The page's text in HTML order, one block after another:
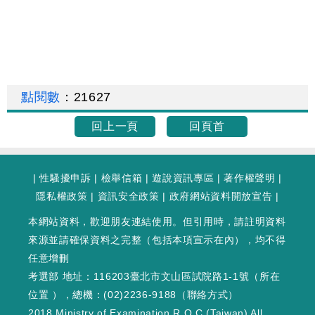
點閱數 ： 21627
回上一頁 回頁首
|性騷擾申訴 | 檢舉信箱 |遊說資訊專區 |著作權聲明 |
隱私權政策 | 資訊安全政策 | 政府網站資料開放宣告 |
本網站資料，歡迎朋友連結使用。但引用時，請註明資料
來源並請確保資料之完整（包括本項宣示在內），均不得
任意增刪
考選部 地址：116203臺北市文山區試院路1-1號（ 所在
位置 ），總機：(02)2236-9188（聯絡方式）